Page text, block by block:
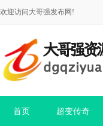
欢迎访问大哥强发布网!
首页 超变传奇